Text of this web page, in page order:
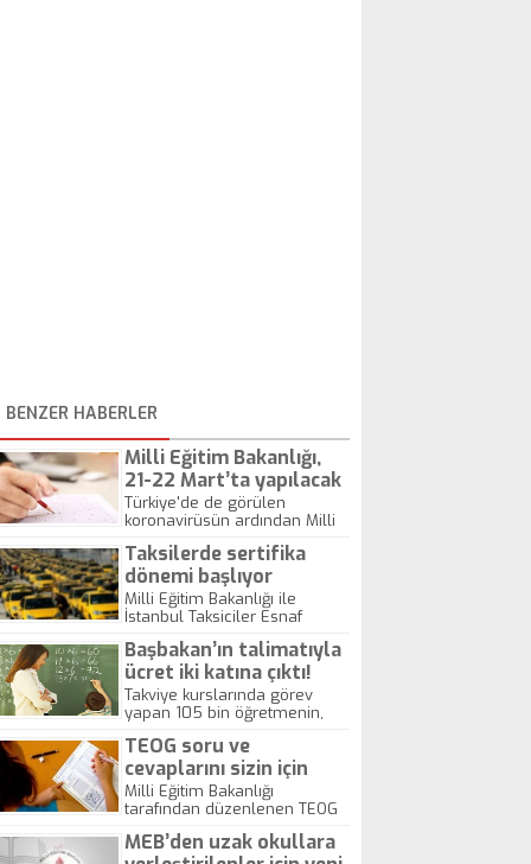
BENZER HABERLER
Milli Eğitim Bakanlığı,
21-22 Mart’ta yapılacak
açıköğretim sınavlarını
erteledi
Türkiye'de de görülen
koronavirüsün ardından Milli
yapılacak açıköğretim
kurumları sınavlarını erteleme
kararı aldı.
Taksilerde sertifika
dönemi başlıyor
Milli Eğitim Bakanlığı ile
İstanbul Taksiciler Esnaf
"Taksi Eğitim Projesi"
kapsamında verilecek eğitimi
başarıyla tamamlayanlar
taksicilik yapacak. İstanbul'da
50 bin taksiciyi ilgilendiren
projeye katılmayanlar çalışma
ruhsatı alamayacak ve
dolayısıyla denetimler
sonunda araçları trafikten
men edilecek.
Başbakan’ın talimatıyla
ücret iki katına çıktı!
Takviye kurslarında görev
yapan 105 bin öğretmenin,
20 liraya yükseliyor.
TEOG soru ve
cevaplarını sizin için
hazırladık!
Milli Eğitim Bakanlığı
tarafından düzenlenen TEOG
Kasım'da gerçekleşti.
MEB’den uzak okullara